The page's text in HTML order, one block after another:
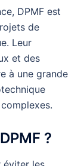
DPMF est
de
Leur
et des
à une grande
?